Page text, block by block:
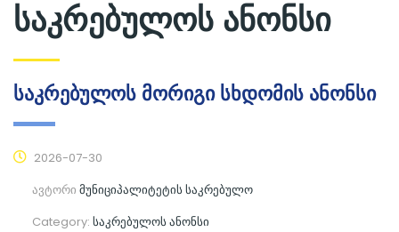
საკრებულოს ანონსი
საკრებულოს მორიგი სხდომის ანონსი
2026-07-30
ავტორი მუნიციპალიტეტის საკრებულო
Category: საკრებულოს ანონსი